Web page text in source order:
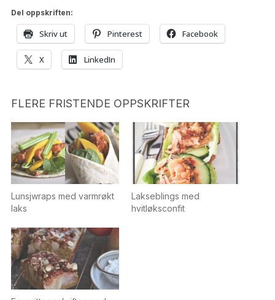
Del oppskriften:
Skriv ut Pinterest Facebook
X LinkedIn
FLERE FRISTENDE OPPSKRIFTER
Lunsjwraps med varmrøkt
laks
Lakseblings med
hvitløksconfit